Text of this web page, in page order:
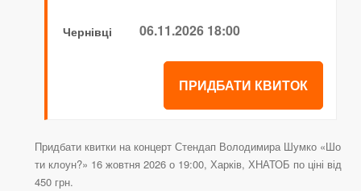
Чернівці 06.11.2026 18:00
ПРИДБАТИ КВИТОК
Придбати квитки на концерт Стендап Володимира Шумко «Шо
ти клоун?» 16 жовтня 2026 о 19:00, Харків, ХНАТОБ по ціні від
450 грн.